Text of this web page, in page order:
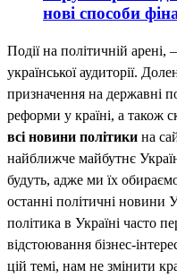
нові способи
Події на політичній арені,
української аудиторії.
призначення на державні
реформи у країні, а також
всі новини політики на
найближче майбутнє
будуть, адже ми їх
останні політичні новини
політика в Україні часто
відстоювання бізнес-
цій темі, нам не змінити